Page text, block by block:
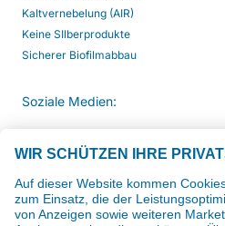
Kaltvernebelung (AIR)
Keine SIlberprodukte
Sicherer Biofilmabbau
Soziale Medien:
Kommunikation: